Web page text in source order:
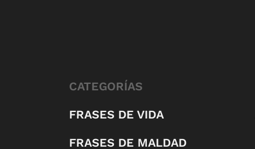
CATEGORÍAS
FRASES DE VIDA
FRASES DE MALDAD